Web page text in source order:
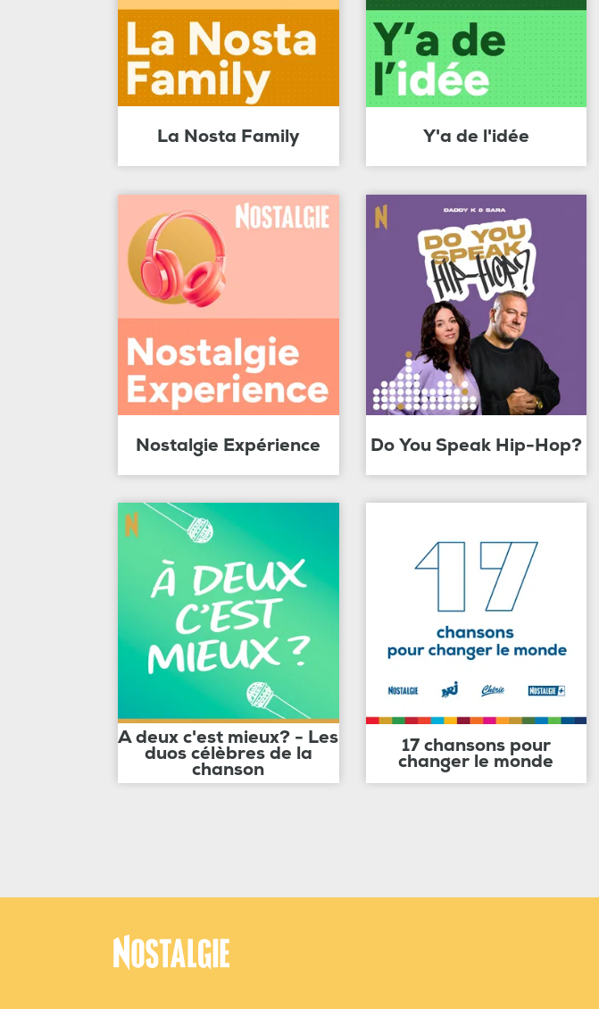
La Nosta Family Y'a de l'idée
Nostalgie Expérience Do You Speak Hip-Hop?
A deux c'est mieux? - Les
duos célèbres de la
chanson
17 chansons pour
changer le monde